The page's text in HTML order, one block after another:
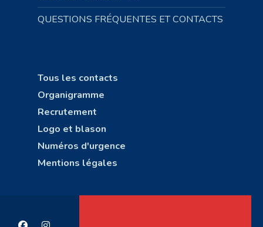
QUESTIONS FRÉQUENTES ET CONTACTS
Tous les contacts
Organigramme
Recrutement
Logo et blason
Numéros d'urgence
Mentions légales